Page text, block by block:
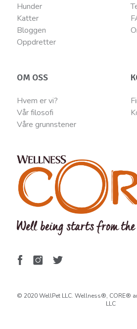
Hunder
Katter
Bloggen
Oppdretter
OM OSS
Hvem er vi?
Vår filosofi
Våre grunnstener
© 2020 WellPet LLC. Wellness®, CORE®
LLC